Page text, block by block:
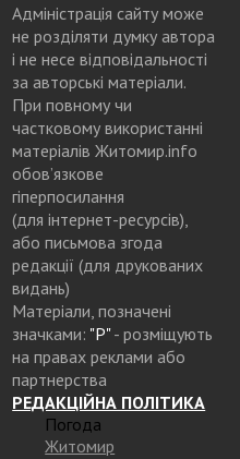
Адміністрація сайту може
не розділяти думку автора
і не несе відповідальності
за авторські матеріали.
При повному чи
частковому використанні
матеріалів Житомир.info
обов’язкове
гіперпосилання
(для інтернет-ресурсів),
або письмова згода
редакції (для друкованих
видань)
Матеріали, позначені
значками: "Р"- розміщують
на правах реклами або
партнерства
РЕДАКЦІЙНА ПОЛІТИКА
Погода
Житомир